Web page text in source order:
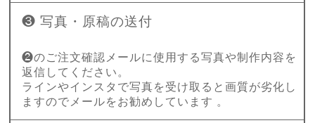
❸ 写真・原稿の送付
❷のご注文確認メールに使用する写真や制作内容を
返信してください。
ラインやインスタで写真を受け取ると画質が劣化し
ますのでメールをお勧めしています 。